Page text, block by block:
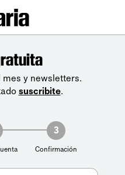
y newsletters.
suscribite.
3
Confirmación